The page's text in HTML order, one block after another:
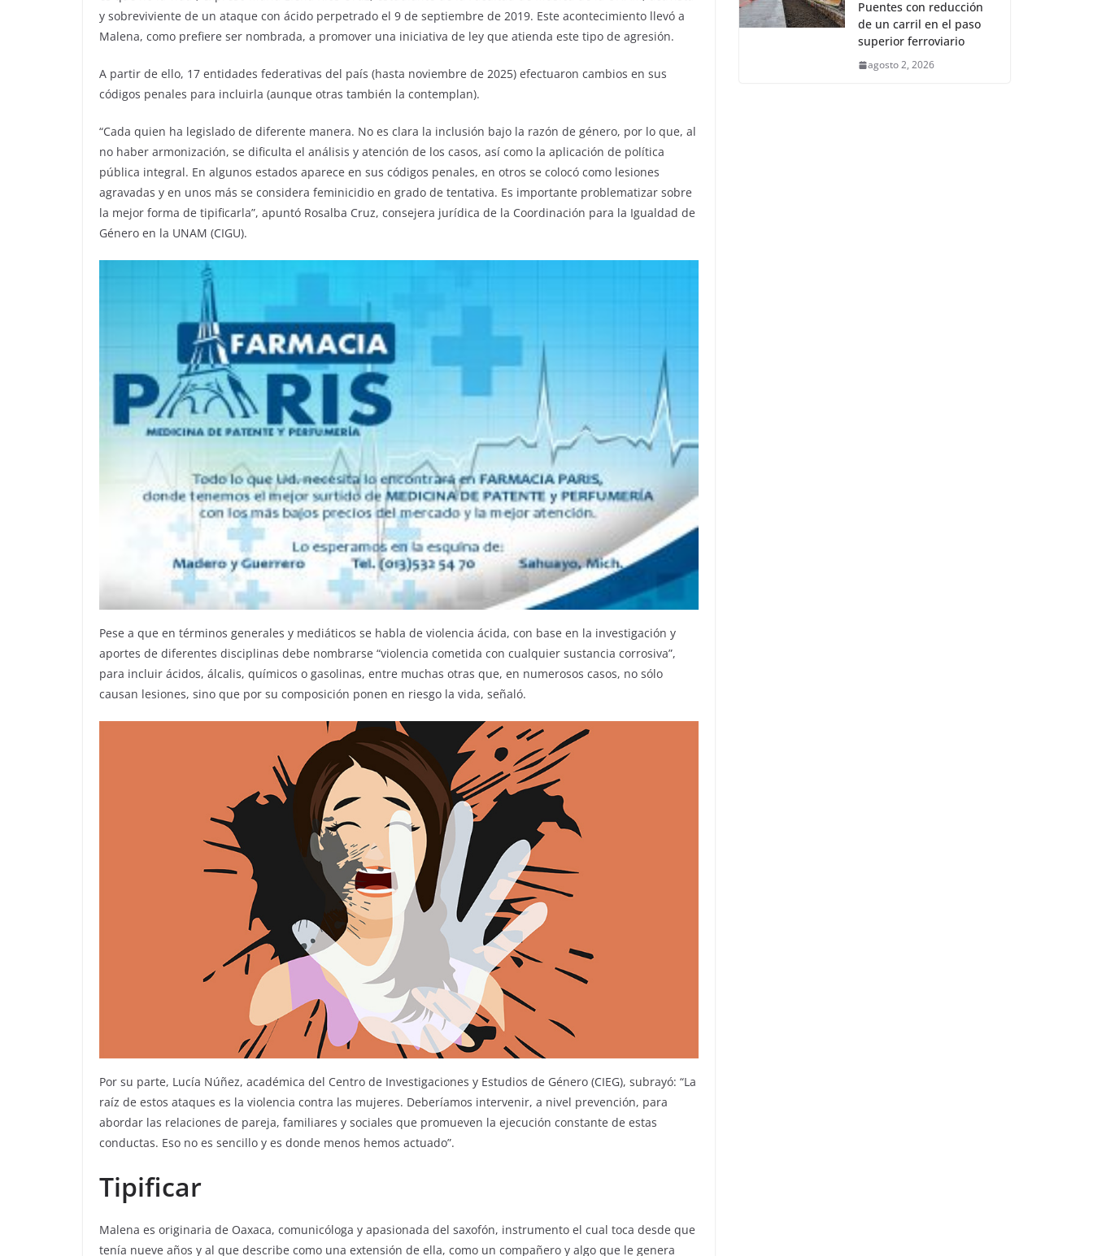
y sobreviviente de un ataque con ácido perpetrado el 9 de septiembre de 2019. Este acontecimiento llevó a
Malena, como prefiere ser nombrada, a promover una iniciativa de ley que atienda este tipo de agresión.
A partir de ello, 17 entidades federativas del país (hasta noviembre de 2025) efectuaron cambios en sus
códigos penales para incluirla (aunque otras también la contemplan).
“Cada quien ha legislado de diferente manera. No es clara la inclusión bajo la razón de género, por lo que, al
no haber armonización, se dificulta el análisis y atención de los casos, así como la aplicación de política
pública integral. En algunos estados aparece en sus códigos penales, en otros se colocó como lesiones
agravadas y en unos más se considera feminicidio en grado de tentativa. Es importante problematizar sobre
la mejor forma de tipificarla”, apuntó Rosalba Cruz, consejera jurídica de la Coordinación para la Igualdad de
Género en la UNAM (CIGU).
Pese a que en términos generales y mediáticos se habla de violencia ácida, con base en la investigación y
aportes de diferentes disciplinas debe nombrarse “violencia cometida con cualquier sustancia corrosiva”,
para incluir ácidos, álcalis, químicos o gasolinas, entre muchas otras que, en numerosos casos, no sólo
causan lesiones, sino que por su composición ponen en riesgo la vida, señaló.
Por su parte, Lucía Núñez, académica del Centro de Investigaciones y Estudios de Género (CIEG), subrayó: “La
raíz de estos ataques es la violencia contra las mujeres. Deberíamos intervenir, a nivel prevención, para
abordar las relaciones de pareja, familiares y sociales que promueven la ejecución constante de estas
conductas. Eso no es sencillo y es donde menos hemos actuado”.
Tipificar
Malena es originaria de Oaxaca, comunicóloga y apasionada del saxofón, instrumento el cual toca desde que
tenía nueve años y al que describe como una extensión de ella, como un compañero y algo que le genera
Puentes con reducción
de un carril en el paso
superior ferroviario
agosto 2, 2026